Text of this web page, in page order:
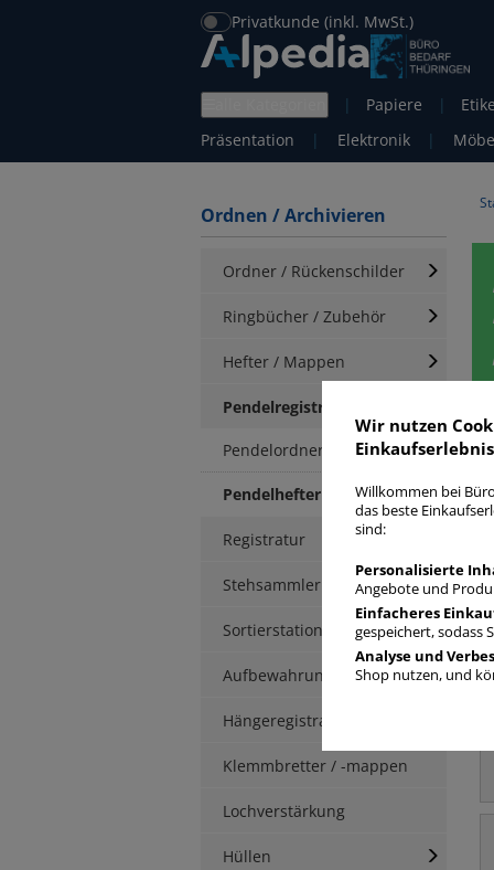
Privatkunde (inkl. MwSt.)
| Papiere |
Präsentation
| Elektronik |
Ordnen / Archivieren
Ordner / Rückenschilder
Ringbücher / Zubehör
Hefter / Mappen
Pendelregistratur
Pendelordner
Pendelhefter
Registratur
Stehsammler
Sortierstationen / Ablagen
Aufbewahrungsbox
Hängeregistratur
Klemmbretter / -mappen
Lochverstärkung
Hüllen
Wir nutzen
Willkommen bei
das beste
sind:
Personalisierte
Angebote und
Einfacheres
gespeichert, sodass
Analyse und
Shop nutzen, und